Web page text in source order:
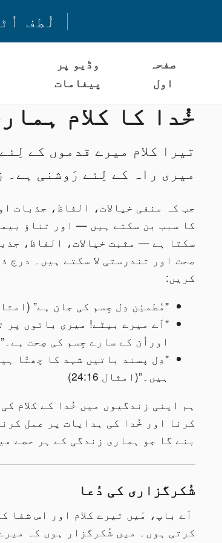
لُطف
صفحہ
اول
وڈیو پر
پیغامات
خُدا کا کلام
تیرا کلام میرے قدموں کے
میری راہ کے لِئے رَوشنی ہے۔
جب کہ منفی خیالات، الفاظ، جذبات
کا سبب بن سکتے ہیں — اور تناؤ
سکتا ہے — مثبت خیالات، الفاظ،
صحت اور تندرستی لا سکتے ہیں۔ درج
کریں:
"مُطمئِن دِل جِسم کی جان ہے” (امثال
"اَے میرے بیٹے! میری باتوں
اوراُن کے سارے جِسم کی صِحت ہے۔”
"دِل پسند باتیں شہد کا چھتّا
ہیں۔”(امثال 24:16)
ہم اپنی زندگیوں میں خُدا کے کلام
کرنا اور خُدا کی ہدایات پر عمل
بنے گا جو ہماری زندگی کے ہر حصے
شُکرگزاری کی دُعا
اَے باپ، مَیں تیرے کلام اور اس شفا
کرتی ہوں۔ میں شُکرگزار ہوں کہ